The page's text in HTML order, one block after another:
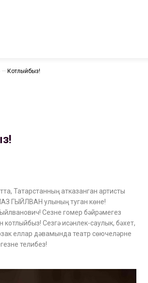
— Котлыйбыз!
Татарстанның атказанган артисты
ГЫЙЛВАН улының туган көне!
Сезне гомер бәйрәмегез
котлыйбыз! Сезгә исәнлек-саулык, бәхет,
еллар дәвамында театр сөючеләрне
телибез!